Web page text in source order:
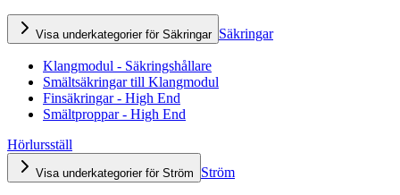
Visa underkategorier för Säkringar Säkringar
Klangmodul - Säkringshållare
Smältsäkringar till Klangmodul
Finsäkringar - High End
Smältproppar - High End
Hörlursställ
Visa underkategorier för Ström Ström